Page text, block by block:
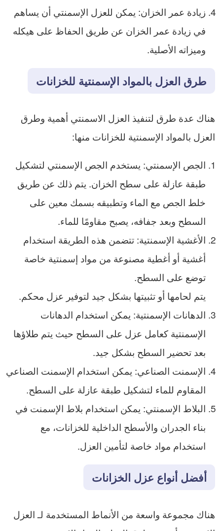
زيادة عمر الخزان: يمكن للعزل الإسمنتي أن يساهم
في زيادة عمر الخزان عن طريق الحفاظ على هيكله
وميزاته الأصلية.
طرق العزل بالمواد الإسمنتية للخزانات
هناك عدة طرق لتنفيذ العزل الاسمنتي أهمية وطرق
العزل بالمواد الإسمنتية للخزانات منها:
الجص الإسمنتي: يستخدم الجص الإسمنتي لتشكيل
طبقة عازلة على سطح الخزان. يتم ذلك عن طريق
خلط الجص مع الماء وتطبيقه بسمك معين على
السطح وبعد جفافه، يصبح مقاومًا للماء.
الأغشية الإسمنتية: تتضمن هذه الطريقة استخدام
أغشية أو أغطية مصنوعة من مواد إسمنتية خاصة
توضع على السطح.
يتم لحامها أو تثبيتها بشكل جيد لتوفير عزل محكم.
الدهانات الإسمنتية: يمكن استخدام الدهانات
الإسمنتية كعامل عزل على السطح حيث يتم طلاؤها
بعد تحضير السطح بشكل جيد.
الإسمنت الصناعي: يمكن استخدام الإسمنت الصناعي
المقاوم للماء لتشكيل طبقة عازلة على السطح.
البلاط الإسمنتي: يمكن استخدام بلاط الإسمنت في
بناء الجدران والأسطح الداخلية للخزانات، مع
استخدام مواد خاصة لتأمين العزل.
أفضل أنواع عزل الخزانات
هناك مجموعة واسعة من الأنماط المستخدمة لـ العزل